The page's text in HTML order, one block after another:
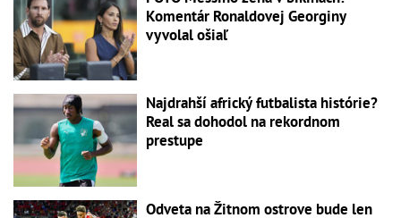
Komentár Ronaldovej Georginy
vyvolal ošiaľ
Najdrahší africký futbalista histórie?
Real sa dohodol na rekordnom
prestupe
Odveta na Žitnom ostrove bude len